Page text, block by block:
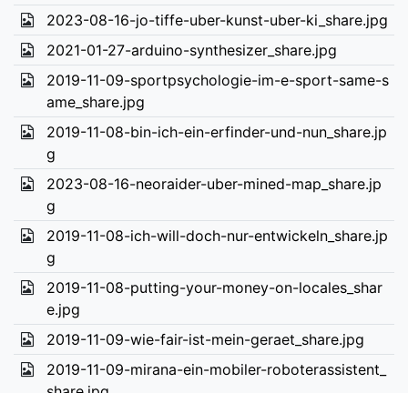
2023-08-16-jo-tiffe-uber-kunst-uber-ki_share.jpg
2021-01-27-arduino-synthesizer_share.jpg
2019-11-09-sportpsychologie-im-e-sport-same-s
ame_share.jpg
2019-11-08-bin-ich-ein-erfinder-und-nun_share.jp
g
2023-08-16-neoraider-uber-mined-map_share.jp
g
2019-11-08-ich-will-doch-nur-entwickeln_share.jp
g
2019-11-08-putting-your-money-on-locales_shar
e.jpg
2019-11-09-wie-fair-ist-mein-geraet_share.jpg
2019-11-09-mirana-ein-mobiler-roboterassistent_